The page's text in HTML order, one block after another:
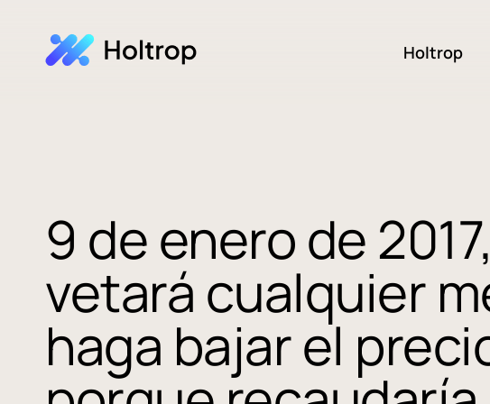
Holtrop
9 de enero de
vetará cualquier
haga bajar el